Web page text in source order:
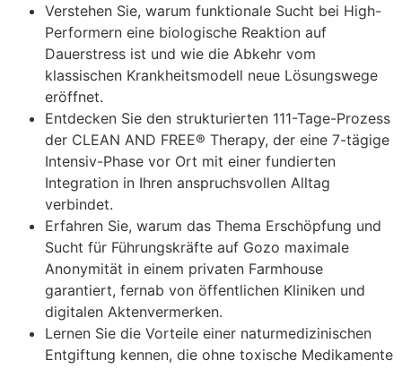
Verstehen Sie, warum funktionale Sucht bei High-
Performern eine biologische Reaktion auf
Dauerstress ist und wie die Abkehr vom
klassischen Krankheitsmodell neue Lösungswege
eröffnet.
Entdecken Sie den strukturierten 111-Tage-Prozess
der CLEAN AND FREE® Therapy, der eine 7-tägige
Intensiv-Phase vor Ort mit einer fundierten
Integration in Ihren anspruchsvollen Alltag
verbindet.
Erfahren Sie, warum das Thema Erschöpfung und
Sucht für Führungskräfte auf Gozo maximale
Anonymität in einem privaten Farmhouse
garantiert, fernab von öffentlichen Kliniken und
digitalen Aktenvermerken.
Lernen Sie die Vorteile einer naturmedizinischen
Entgiftung kennen, die ohne toxische Medikamente